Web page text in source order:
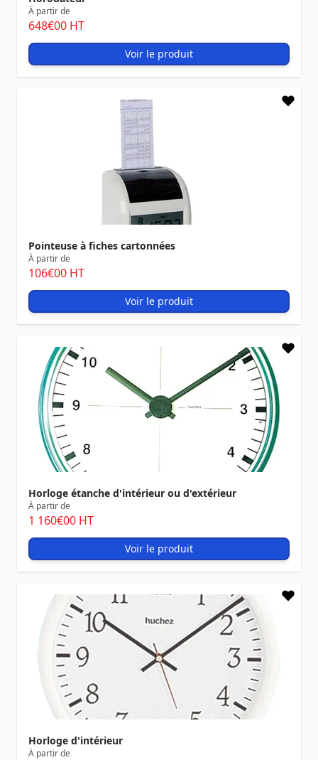
À partir de
648€00 HT
Voir le produit
Pointeuse à fiches cartonnées
À partir de
106€00 HT
Voir le produit
Horloge étanche d'intérieur ou d'extérieur
À partir de
1 160€00 HT
Voir le produit
Horloge d'intérieur
À partir de